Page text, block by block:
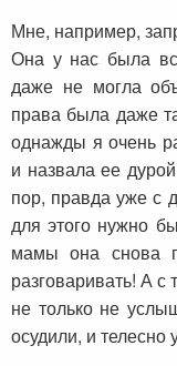
Мне, например,
Она у нас была
даже не могла
права была даже
однажды я очень
и назвала ее
пор, правда уже с
для этого нужно
мамы она снова
разговаривать! А
не только не
осудили, и телесно